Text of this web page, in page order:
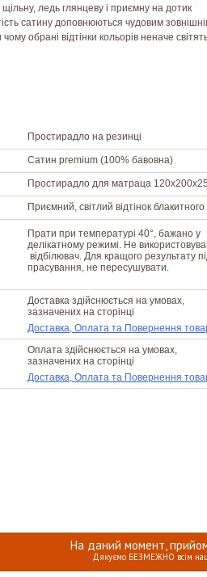
На даний момент,
Дякуємо БЕЗМЕЖНО всім
ледь глянцеву і приємну на дотик
сатину доповнюються чудовим
обрані відтінки кольорів неначе
Простирадло на резинці
Сатин premium (100% бавовна)
Простирадло для матраца
Приємний, світлий відтінок блакитного
Прати при температурі 40°, бажано у
делікатному режимі. Не
відбілювач. Для кращого результату
прасування, не пересушувати.
Доставка здійснюється на умовах,
зазначених на сторінці
Доставка, Оплата та Повернення
Оплата здійснюється на умовах,
зазначених на сторінці
Доставка, Оплата та Повернення